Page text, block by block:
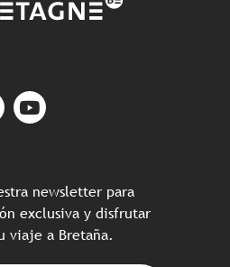
newsletter para
exclusiva y disfrutar
viaje a Bretaña.